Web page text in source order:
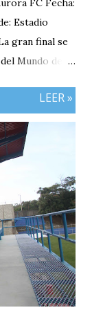
FC Fecha:
Estadio
gran final se
Mundo de la
como el
LEER »